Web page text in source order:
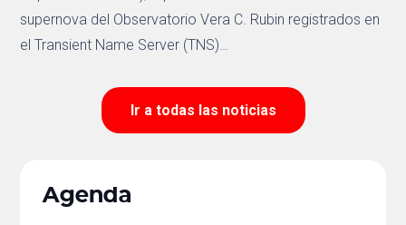
supernova del Observatorio Vera C. Rubin registrados en
el Transient Name Server (TNS)…
Ir a todas las noticias
Agenda